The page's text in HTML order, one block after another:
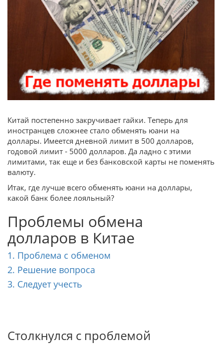
Китай постепенно закручивает гайки. Теперь для
иностранцев сложнее стало обменять юани на
доллары. Имеется дневной лимит в 500 долларов,
годовой лимит - 5000 долларов. Да ладно с этими
лимитами, так еще и без банковской карты не поменять
валюту.
Итак, где лучше всего обменять юани на доллары,
какой банк более лояльный?
Проблемы обмена
долларов в Китае
1. Проблема с обменом
2. Решение вопроса
3. Следует учесть
Столкнулся с проблемой